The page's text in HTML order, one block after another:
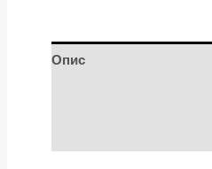
Опис